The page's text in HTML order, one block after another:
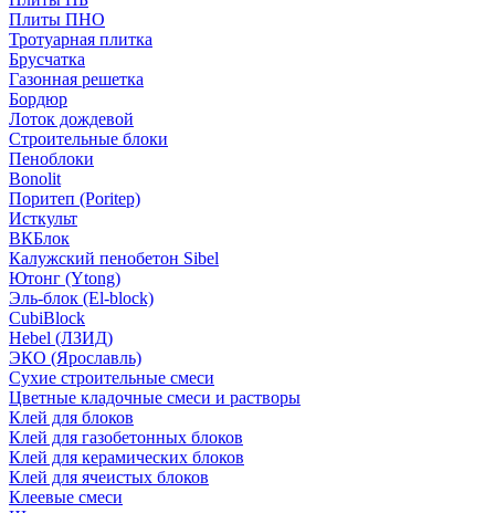
Плиты ПНО
Тротуарная плитка
Брусчатка
Газонная решетка
Бордюр
Лоток дождевой
Строительные блоки
Пеноблоки
Bonolit
Поритеп (Poritep)
Исткульт
ВКБлок
Калужский пенобетон Sibel
Ютонг (Ytong)
Эль-блок (El-block)
CubiBlock
Hebel (ЛЗИД)
ЭКО (Ярославль)
Сухие строительные смеси
Цветные кладочные смеси и растворы
Клей для блоков
Клей для газобетонных блоков
Клей для керамических блоков
Клей для ячеистых блоков
Клеевые смеси